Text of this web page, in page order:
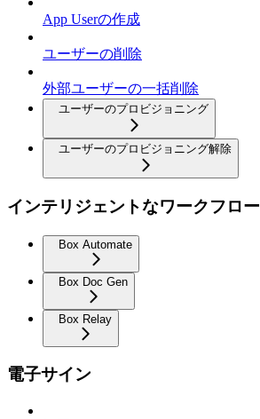
App Userの作成
ユーザーの削除
外部ユーザーの一括削除
ユーザーのプロビジョニング
ユーザーのプロビジョニング解除
インテリジェントなワークフロー
Box Automate
Box Doc Gen
Box Relay
電子サイン